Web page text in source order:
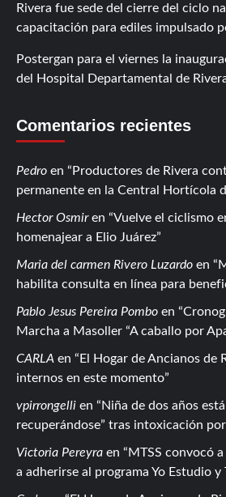
Rivera fue sede del cierre del ciclo
capacitación para ediles impulsado
Postergan para el viernes la
del Hospital Departamental de
Comentarios recientes
Pedro en
Productores de Rivera
permanente en la Central Hortícola
Hector Osmiren
Vuelve el ciclismo
homenajear a Elio Juárez
Maria del carmen Rivero Luzardo en
habilita consulta en línea para
Pablo Jesus Pereira Pombo en
Marcha a Masoller “A caballo por
CARLA en
El Hogar de Ancianos de
internos en este momento
vpirrongelli en
Niña de dos años
recuperándose” tras intoxicación
Victoria Pereyra en
MTSS convocó
a adherirse al programa Yo Estudio y